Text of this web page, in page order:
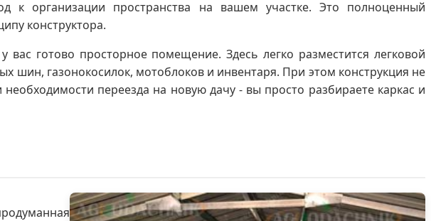
к организации пространства на вашем участке. Это полноценный
конструктора.
готово просторное помещение. Здесь легко разместится легковой
шин, газонокосилок, мотоблоков и инвентаря. При этом конструкция не
переезда на новую дачу - вы просто разбираете каркас и